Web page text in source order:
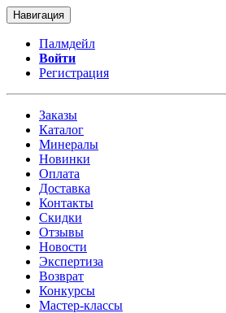
Навигация
Палмдейл
Войти
Регистрация
Заказы
Каталог
Минералы
Новинки
Оплата
Доставка
Контакты
Скидки
Отзывы
Новости
Экспертиза
Возврат
Конкурсы
Мастер-классы